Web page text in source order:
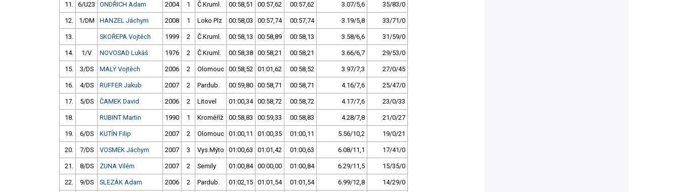
11. 6/U23 ONDŘICH Adam 2004 1 Č.Kruml. 00:58,51 00:57,62 00:57,62 3.07/5,6 35/83/0
12. 1/DM HANZEL Jáchym 2008 1 Loko Plz 00:58,03 00:57,74 00:57,74 3.19/5,8 33/71/0
13. SKOŘEPA Vojtěch 1999 2 Č.Kruml. 00:58,13 00:58,89 00:58,13 3.58/6,6 31/59/0
14. 1/V NOVOSAD Lukáš 1976 2 Č.Kruml. 00:58,38 00:58,21 00:58,21 3.66/6,7 29/53/0
15. 3/DS MALÝ Vojtěch 2006 2 Olomouc 00:58,52 01:01,62 00:58,52 3.97/7,3 27/0/45
16. 4/DS RUFFER Jakub 2007 2 Pardub. 00:59,80 00:58,71 00:58,71 4.16/7,6 25/47/0
17. 5/DS ČAMEK David 2006 2 Litovel 01:00,34 00:58,72 00:58,72 4.17/7,6 23/0/33
18. RUBINT Martin 1990 1 Kroměříž 00:58,83 00:59,33 00:58,83 4.28/7,8 21/0/27
19. 6/DS KUTÍN Filip 2007 2 Olomouc 01:00,11 01:00,35 01:00,11 5.56/10,2 19/0/21
20. 7/DS VOSMEK Jáchym 2007 3 Vys.Mýto 01:00,63 01:01,42 01:00,63 6.08/11,1 17/41/0
21. 8/DS ZUNA Vilém 2007 2 Semily 01:00,84 00:00,00 01:00,84 6.29/11,5 15/35/0
22. 9/DS SLEZÁK Adam 2006 2 Pardub. 01:02,15 01:01,54 01:01,54 6.99/12,8 14/29/0